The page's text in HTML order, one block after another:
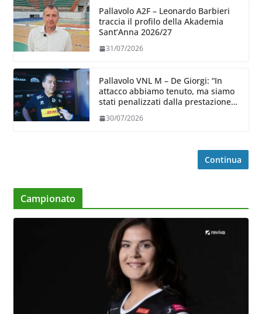
Pallavolo A2F – Leonardo Barbieri
traccia il profilo della Akademia
Sant’Anna 2026/27
31/07/2026
Pallavolo VNL M – De Giorgi: “In
attacco abbiamo tenuto, ma siamo
stati penalizzati dalla prestazione
30/07/2026
Continua
Campionato